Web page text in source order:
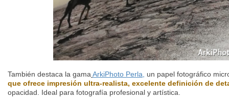
También destaca la gama ArkiPhoto Perla,
un papel fotográfico
que ofrece impresión ultra-realista, excelente definición de
opacidad. Ideal para fotografía profesional y artística.